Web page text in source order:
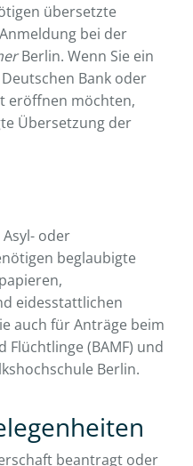
übersetzte
bei der
Berlin. Wenn Sie ein
Bank oder
eröffnen möchten,
Übersetzung der
oder
beglaubigte
eidesstattlichen
auch für Anträge beim
(BAMF) und
Berlin.
beantragt oder